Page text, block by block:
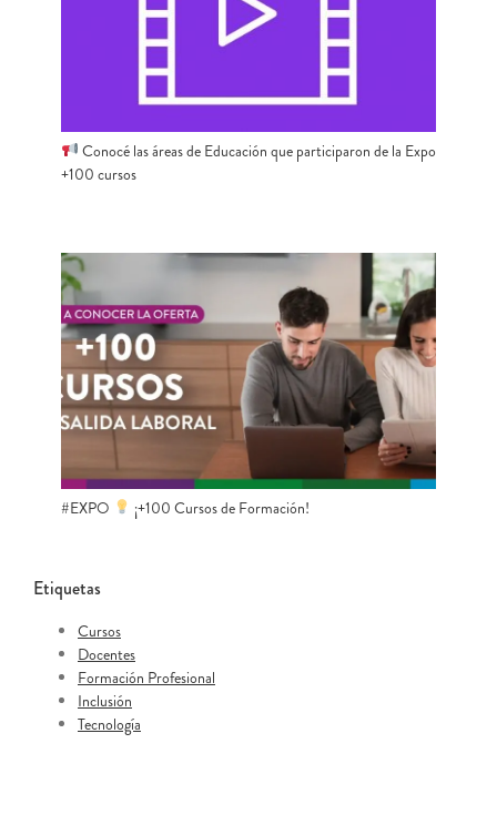
Conocé las áreas de Educación que participaron de la Expo
+100 cursos
#EXPO ¡+100 Cursos de Formación!
Etiquetas
Cursos
Docentes
Formación Profesional
Inclusión
Tecnología